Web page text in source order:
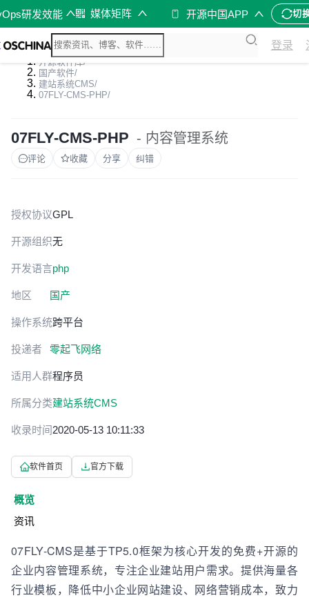
研发效能 媒体矩阵 开源中国APP 切
登录
开源软件库/
国产软件/
建站系统CMS/
07FLY-CMS-PHP/
07FLY-CMS-PHP - 内容管理系统
评论 收藏 分享 纠错
授权协议GPL
开源组织无
开发语言php
地区 国产
操作系统跨平台
投递者 零起飞网络
适用人群程序员
所属分类建站系统CMS
收录时间2020-05-13 10:11:33
软件首页 官方下载
概览
资讯
07FLY-CMS是基于TP5.0框架为核心开发的免费+开源的
企业内容管理系统，专注企业建站用户需求。提供海量各
行业模板，降低中小企业网站建设、网络营销成本，致力